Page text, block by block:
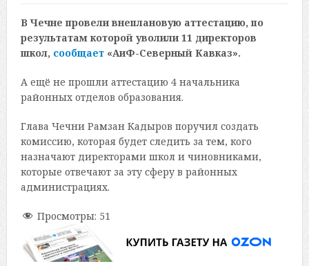
В Чечне провели внеплановую аттестацию, по
результатам которой уволили 11 директоров
школ, сообщает«АиФ-Северный Кавказ».
А ещё не прошли аттестацию 4 начальника
районных отделов образования.
Глава Чечни Рамзан Кадыров поручил создать
комиссию, которая будет следить за тем, кого
назначают директорами школ и чиновниками,
которые отвечают за эту сферу в районных
администрациях.
Просмотры: 51